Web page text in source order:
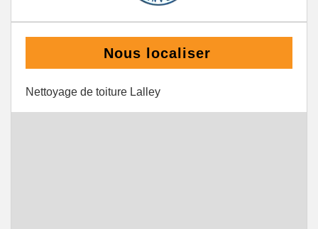
Nous localiser
Nettoyage de toiture Lalley